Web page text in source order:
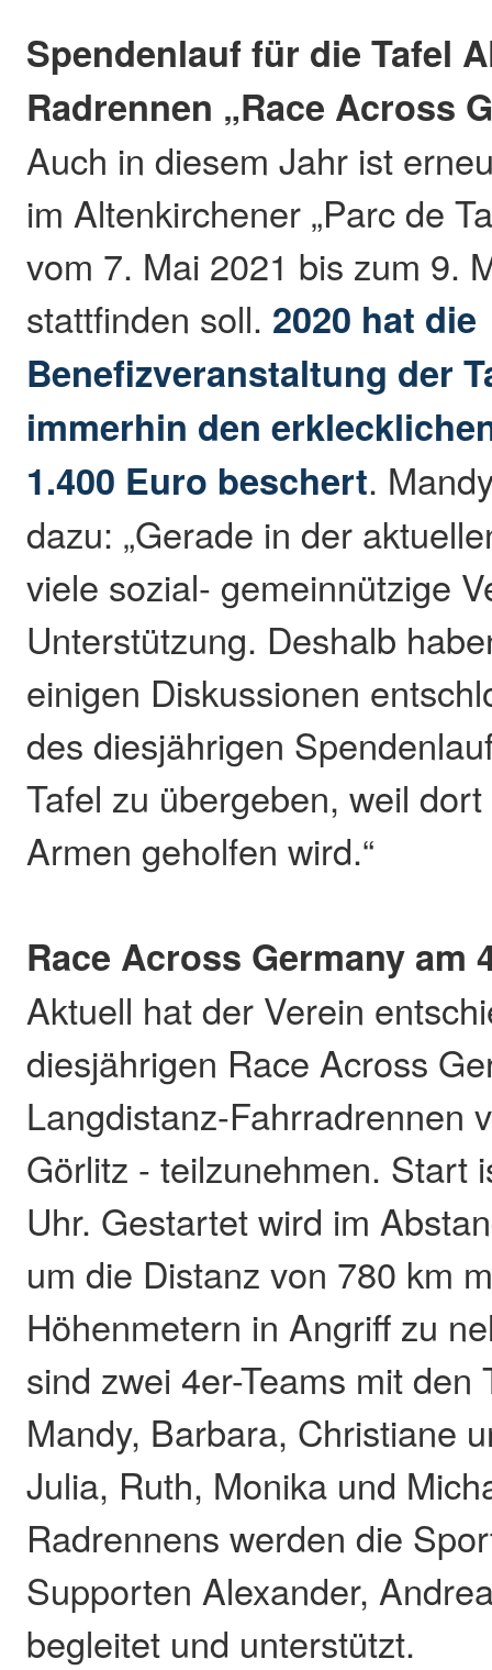
Spendenlauf für die Tafel
Radrennen „Race Across
Auch in diesem Jahr ist
im Altenkirchener „Parc de
vom 7. Mai 2021 bis zum 9.
stattfinden soll. 2020 hat die
Benefizveranstaltung der
immerhin den
1.400 Euro beschert.
dazu: „Gerade in der
viele sozial- gemeinnützige
Unterstützung. Deshalb
einigen Diskussionen
des diesjährigen
Tafel zu übergeben, weil
Armen geholfen wird.“
Race Across Germany am
Aktuell hat der Verein
diesjährigen Race Across
Langdistanz-Fahrradrennen
Görlitz - teilzunehmen. Start
Uhr. Gestartet wird im
um die Distanz von 780 km
Höhenmetern in Angriff zu
sind zwei 4er-Teams mit den
Mandy, Barbara, Christiane
Julia, Ruth, Monika und
Radrennens werden die
Supporten Alexander,
begleitet und unterstützt.